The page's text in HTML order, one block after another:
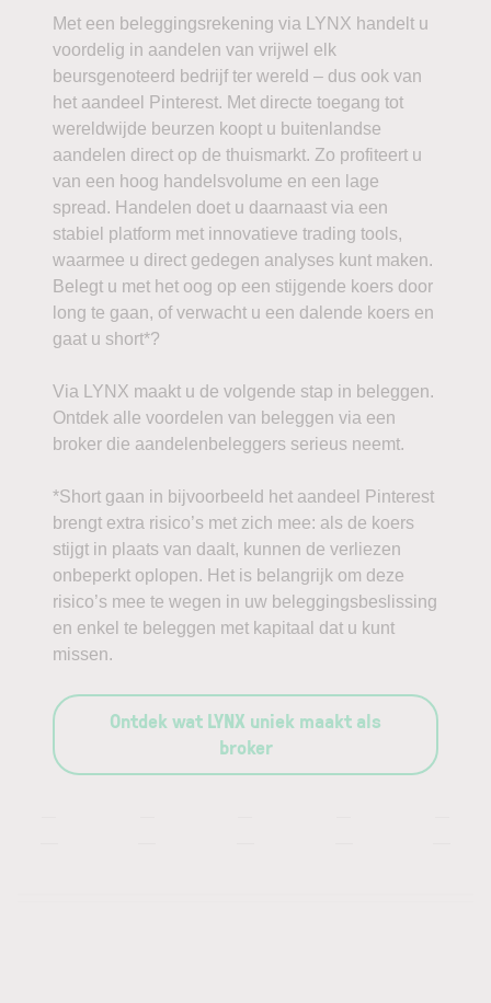
Met een beleggingsrekening via LYNX handelt u
voordelig in aandelen van vrijwel elk
beursgenoteerd bedrijf ter wereld – dus ook van
het aandeel Pinterest. Met directe toegang tot
wereldwijde beurzen koopt u buitenlandse
aandelen direct op de thuismarkt. Zo profiteert u
van een hoog handelsvolume en een lage
spread. Handelen doet u daarnaast via een
stabiel platform met innovatieve trading tools,
waarmee u direct gedegen analyses kunt maken.
Belegt u met het oog op een stijgende koers door
long te gaan, of verwacht u een dalende koers en
gaat u short*?
Via LYNX maakt u de volgende stap in beleggen.
Ontdek alle voordelen van beleggen via een
broker die aandelenbeleggers serieus neemt.
*Short gaan in bijvoorbeeld het aandeel Pinterest
brengt extra risico’s met zich mee: als de koers
stijgt in plaats van daalt, kunnen de verliezen
onbeperkt oplopen. Het is belangrijk om deze
risico’s mee te wegen in uw beleggingsbeslissing
en enkel te beleggen met kapitaal dat u kunt
missen.
Ontdek wat LYNX uniek maakt als
broker